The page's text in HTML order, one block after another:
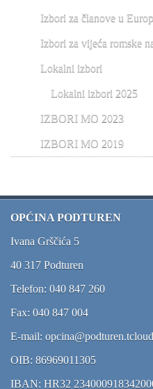
Izbori za članove u
Izbori za vijeća romske
Lokalni izbori
Lokalni izbori 2025
IZBORI MO 2023
IZBORI MO 2019
OPĆINA PODTUREN
Ivana Grščića 5
40 317 Podturen
Telefon: 040 847 260
Fax: 040 847 004
E-mail:
OIB: 86969011305
IBAN: HR32